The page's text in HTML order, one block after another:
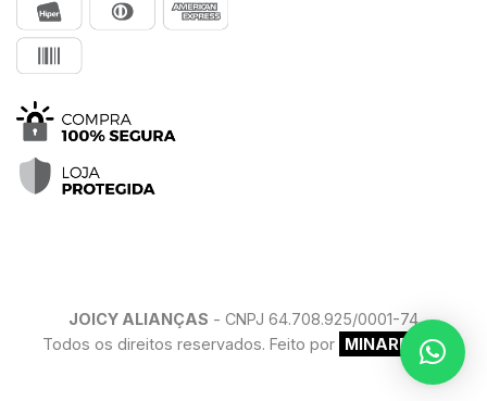
JOICY ALIANÇAS - CNPJ 64.708.925/0001-74
Todos os direitos reservados. Feito por MINARELLO